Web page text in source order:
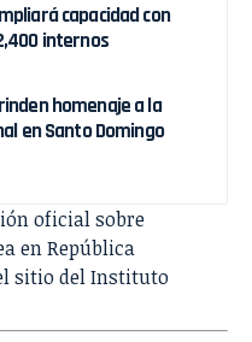
capacidad con
internos
homenaje a la
en Santo Domingo
oficial sobre
en República
sitio delInstituto